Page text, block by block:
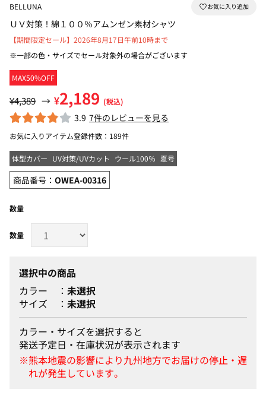
BELLUNA
ＵＶ対策！綿１００％アムンゼン素材シャツ
MAX50%OFF
【期間限定セール】2026年8月17日午前10時まで
※一部の色・サイズでセール対象外の場合がございます
¥4,389 → ¥2,189 (税込)
3.9 7件のレビューを見る
お気に入りアイテム登録件数： 189件
体型カバー UV対策/UVカット ウール100％ 夏号
商品番号： OWEA-00316
数量
選択中の商品
カラー
未選択
サイズ
未選択
カラー・サイズを選択すると
発送予定日・在庫状況が表示されます